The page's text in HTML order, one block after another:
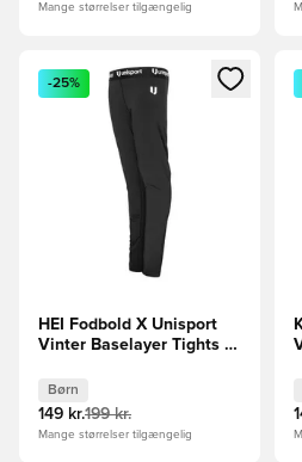
Mange størrelser tilgængelig
Åbner en Modal til at logge ind
-25%
HEI Fodbold X Unisport
Vinter Baselayer Tights -
Børn
149 kr.199 kr.
Mange størrelser tilgængelig